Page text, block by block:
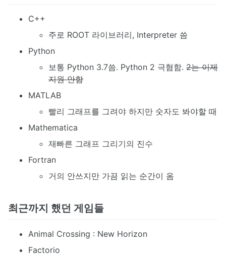
C++
주로 ROOT 라이브러리, Interpreter 씀
Python
보통 Python 3.7씀. Python 2 극혐함. 2는 이제
지원 안함
MATLAB
빨리 그래프를 그려야 하지만 숫자도 봐야할 때
Mathematica
재빠른 그래프 그리기의 진수
Fortran
거의 안쓰지만 가끔 읽는 순간이 옴
최근까지 했던 게임들
Animal Crossing : New Horizon
Factorio